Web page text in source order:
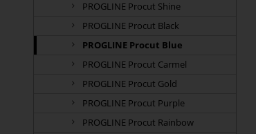
PROGLINE Procut Shine
PROGLINE Procut Black
PROGLINE Procut Blue
PROGLINE Procut Carmel
PROGLINE Procut Gold
PROGLINE Procut Purple
PROGLINE Procut Rainbow